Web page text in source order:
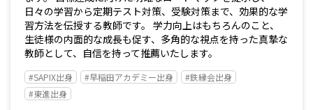
日々の学習から定期テスト対策、受験対策まで、効果的な学
習方法を伝授する教師です。 学力向上はもちろんのこと、
生徒様の内面的な成長も促す、多角的な視点を持った真摯な
教師として、自信を持って推薦いたします。
#SAPIX出身 #早稲田アカデミー出身
#鉄縁会出身
#東進出身